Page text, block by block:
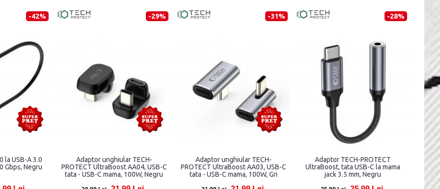
-42%
la USB-A 3.0
Gbps, Negru
-29%
Adaptor unghiular TECH-
PROTECT UltraBoost AA04, USB-C
tata - USB-C mama, 100W, Negru
-31%
Adaptor unghiular TECH-
PROTECT UltraBoost AA03, USB-C
tata - USB-C mama, 100W, Gri
-28%
Adaptor TECH-PROTECT
UltraBoost, tata USB-C la mama
jack 3.5 mm, Negru